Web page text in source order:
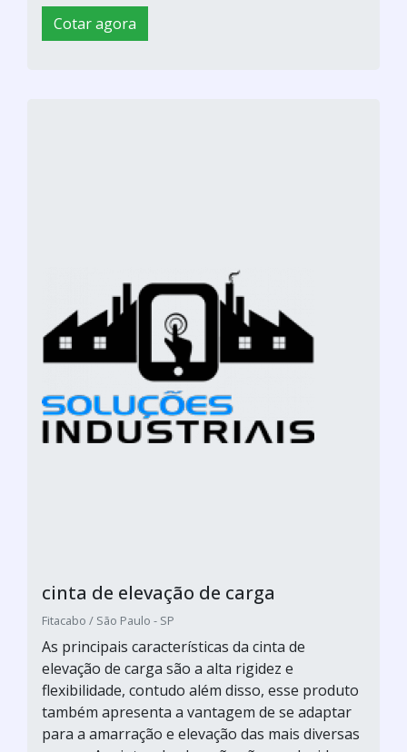
Cotar agora
cinta de elevação de carga
Fitacabo / São Paulo - SP
As principais características da cinta de
elevação de carga são a alta rigidez e
flexibilidade, contudo além disso, esse produto
também apresenta a vantagem de se adaptar
para a amarração e elevação das mais diversas